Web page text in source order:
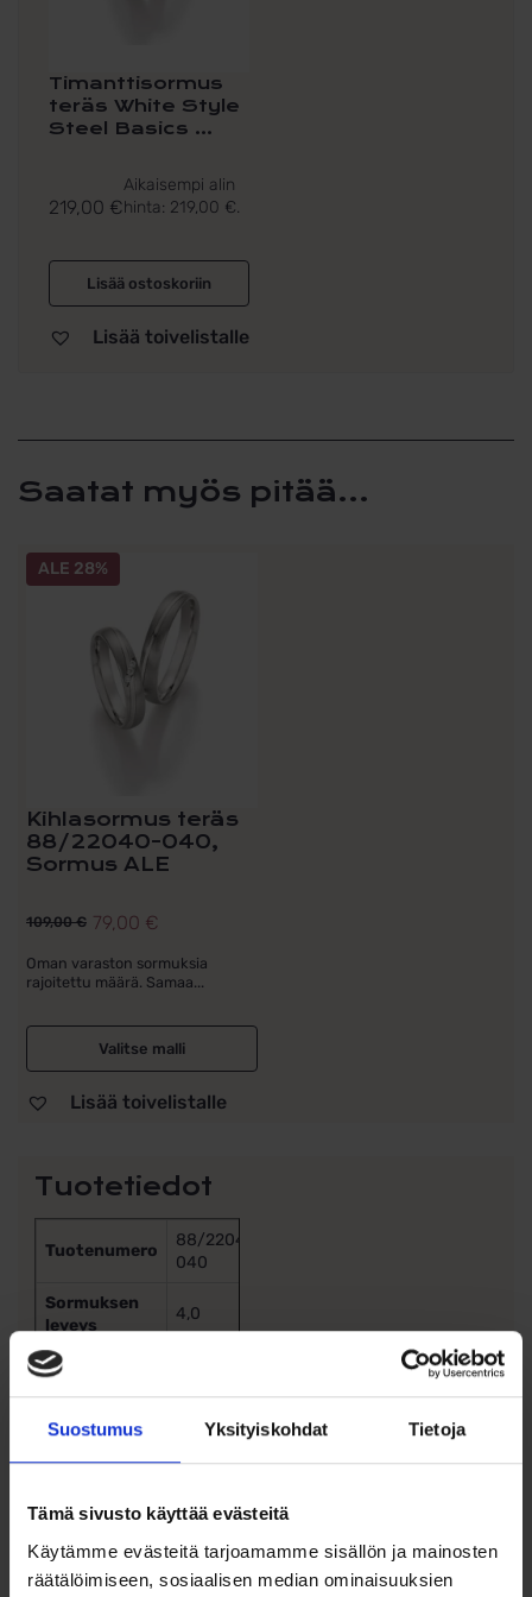
Suostumus Yksityiskohdat Tietoja
Tämä sivusto käyttää evästeitä
Käytämme evästeitä tarjoamamme sisällön ja mainosten
räätälöimiseen, sosiaalisen median ominaisuuksien
Timanttisormus
teräs White Style
Steel Basics ...
219,00 €
Aikaisempi alin
hinta: 219,00 €.
Lisää ostoskoriin
Lisää toivelistalle
Tuotetiedot
Tuotenumero
88/22040-
040
Sormuksen
leveys
4,0
Sormuksen
Timantit (kpl)
Timanttien
laatu
–
Sormuksissa kappalehinta
Saatat myös pitää...
ALE 28%
Kihlasormus teräs
88/22040-040,
Sormus ALE
109,00€
Alkuperäinen
hinta
oli:
109,00 €.
79,00 €
Nykyinen
hinta
on:
79,00 €.
Oman varaston sormuksia
rajoitettu määrä. Samaa...
Valitse malli
Tällä
tuotteella
muunnelma.
Lisää toivelistalle